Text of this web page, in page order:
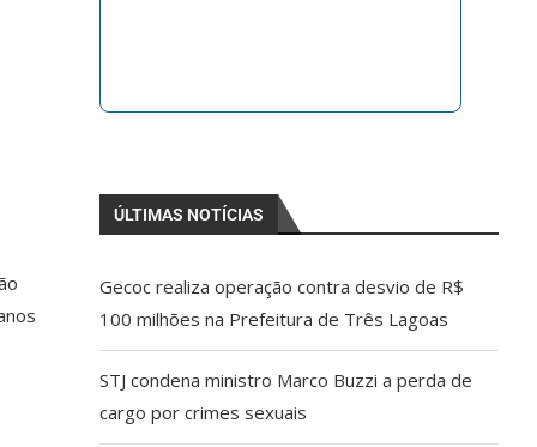
ÚLTIMAS NOTÍCIAS
Gecoc realiza operação contra desvio de R$
100 milhões na Prefeitura de Três Lagoas
STJ condena ministro Marco Buzzi a perda de
cargo por crimes sexuais